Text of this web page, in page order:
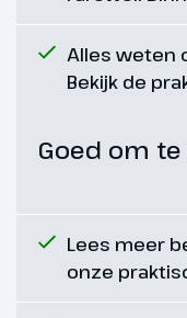
Alles weten
Bekijk de
Goed om
Lees meer
onze